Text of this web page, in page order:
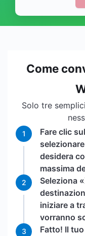
Come
Solo tre
1
Fare clic
desidera
massima
2
Seleziona
iniziare a
vorranno
3
Fatto! Il